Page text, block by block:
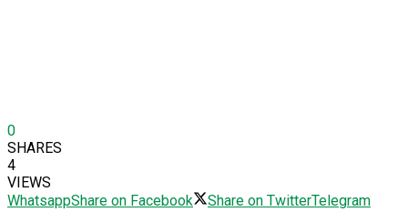
0
SHARES
4
VIEWS
WhatsappShare on Facebook Share on TwitterTelegram